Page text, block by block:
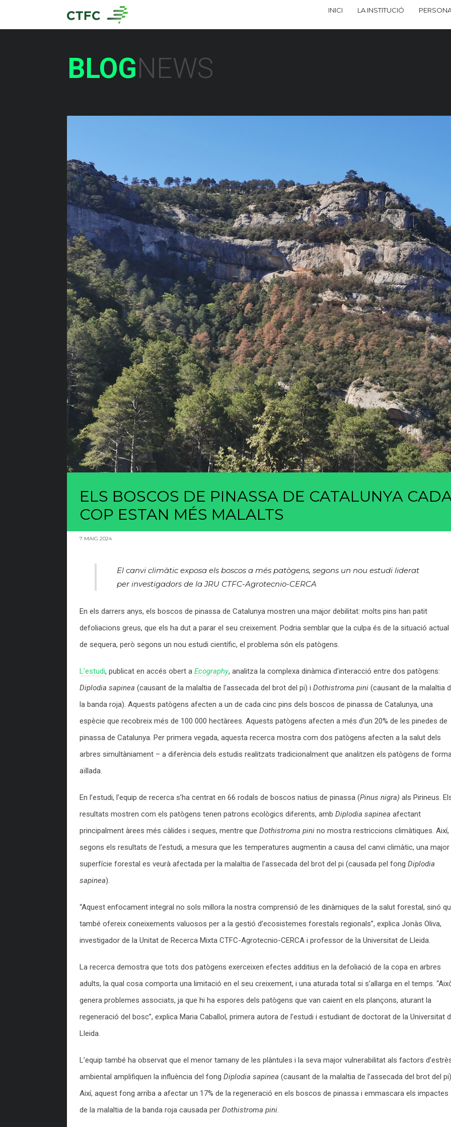
INICI LA INSTITUCIÓ
BLOGNEWS
ELS BOSCOS DE PINASSA DE CATALUNYA
COP ESTAN MÉS MALALTS
7 MAIG 2024
El canvi climàtic exposa els boscos a més patògens, segons un nou estudi liderat
per investigadors de la JRU CTFC-Agrotecnio-CERCA
En els darrers anys, els boscos de pinassa de Catalunya mostren una major debilitat: molts pins han patit
defoliacions greus, que els ha dut a parar el seu creixement. Podria semblar que la culpa és de la situació actual
de sequera, però segons un nou estudi científic, el problema són els patògens.
L’estudi, publicat en accés obert a Ecography, analitza la complexa dinàmica d’interacció entre dos patògens:
Diplodia sapinea (causant de la malaltia de l’assecada del brot del pi) i Dothistroma pini (causant de la malaltia
la banda roja). Aquests patògens afecten a un de cada cinc pins dels boscos de pinassa de Catalunya, una
espècie que recobreix més de 100 000 hectàrees. Aquests patògens afecten a més d’un 20% de les pinedes de
pinassa de Catalunya. Per primera vegada, aquesta recerca mostra com dos patògens afecten a la salut dels
arbres simultàniament – a diferència dels estudis realitzats tradicionalment que analitzen els patògens de
aïllada.
En l’estudi, l’equip de recerca s’ha centrat en 66 rodals de boscos natius de pinassa (Pinus nigra) als Pirineus.
resultats mostren com els patògens tenen patrons ecològics diferents, amb Diplodia sapinea afectant
principalment àrees més càlides i seques, mentre que Dothistroma pini no mostra restriccions climàtiques. Així,
segons els resultats de l’estudi, a mesura que les temperatures augmentin a causa del canvi climàtic, una major
superfície forestal es veurà afectada per la malaltia de l’assecada del brot del pi (causada pel fong Diplodia
sapinea).
“Aquest enfocament integral no sols millora la nostra comprensió de les dinàmiques de la salut forestal, sinó
també ofereix coneixements valuosos per a la gestió d’ecosistemes forestals regionals”, explica Jonàs Oliva,
investigador de la Unitat de Recerca Mixta CTFC-Agrotecnio-CERCA i professor de la Universitat de Lleida.
La recerca demostra que tots dos patògens exerceixen efectes additius en la defoliació de la copa en arbres
adults, la qual cosa comporta una limitació en el seu creixement, i una aturada total si s’allarga en el temps.
genera problemes associats, ja que hi ha espores dels patògens que van caient en els plançons, aturant la
regeneració del bosc”, explica Maria Caballol, primera autora de l’estudi i estudiant de doctorat de la Universitat
Lleida.
L’equip també ha observat que el menor tamany de les plàntules i la seva major vulnerabilitat als factors
ambiental amplifiquen la influència del fong Diplodia sapinea (causant de la malaltia de l’assecada del brot del
Així, aquest fong arriba a afectar un 17% de la regeneració en els boscos de pinassa i emmascara els impactes
de la malaltia de la banda roja causada per Dothistroma pini.